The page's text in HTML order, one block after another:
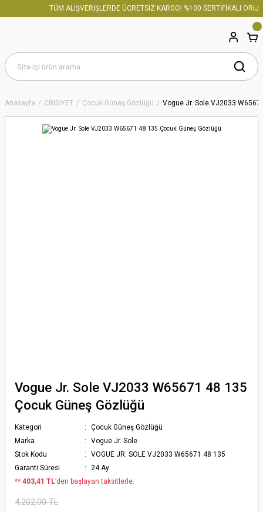
TÜM ALIŞVERİŞLERDE ÜCRETSİZ KARGO! %100 SERTİFİKALI
Anasayfa CİNSİYET Çocuk Güneş Gözlüğü Vogue Jr. Sole VJ2033
Vogue Jr. Sole VJ2033 W65671 48 135
Çocuk Güneş Gözlüğü
Kategori
Çocuk Güneş Gözlüğü
Marka
Vogue Jr. Sole
Stok Kodu
VOGUE JR. SOLE VJ2033 W65671 48 135
Garanti Süresi
24 Ay
** 403,41 TL’den başlayan taksitlerle.
4.202,00 TL